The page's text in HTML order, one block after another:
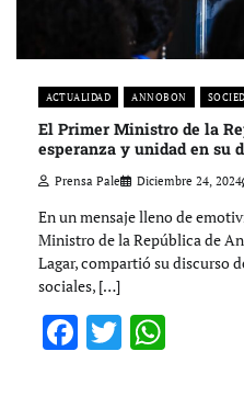
ACTUALIDAD ANNOBON
El Primer Ministro de la
esperanza y unidad en su
Prensa Pale Diciembre 24, 2024
En un mensaje lleno de
Ministro de la República de
Lagar, compartió su discurso
sociales, […]
Facebook
Twitter